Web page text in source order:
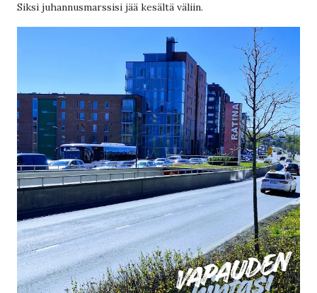
Siksi juhannusmarssisi jää kesältä väliin.